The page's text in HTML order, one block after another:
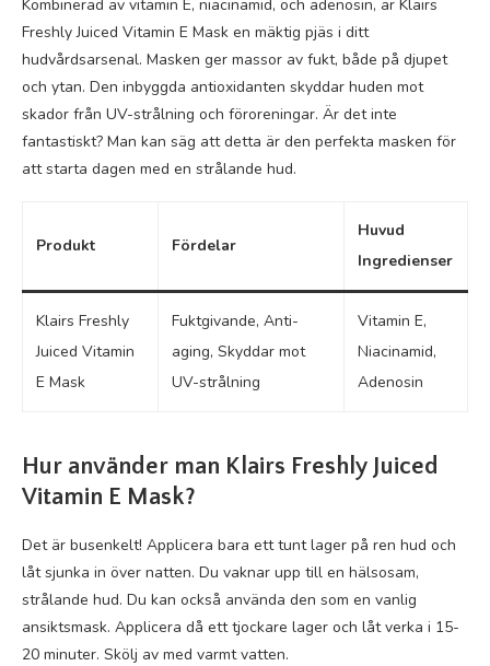
Kombinerad av vitamin E, niacinamid, och adenosin, är Klairs
Freshly Juiced Vitamin E Mask en mäktig pjäs i ditt
hudvårdsarsenal. Masken ger massor av fukt, både på djupet
och ytan. Den inbyggda antioxidanten skyddar huden mot
skador från UV-strålning och föroreningar. Är det inte
fantastiskt? Man kan säg att detta är den perfekta masken för
att starta dagen med en strålande hud.
Produkt Fördelar
Huvud
Ingredienser
Klairs Freshly
Juiced Vitamin
E Mask
Fuktgivande, Anti-
aging, Skyddar mot
UV-strålning
Vitamin E,
Niacinamid,
Adenosin
Hur använder man Klairs Freshly Juiced
Vitamin E Mask?
Det är busenkelt! Applicera bara ett tunt lager på ren hud och
låt sjunka in över natten. Du vaknar upp till en hälsosam,
strålande hud. Du kan också använda den som en vanlig
ansiktsmask. Applicera då ett tjockare lager och låt verka i 15-
20 minuter. Skölj av med varmt vatten.